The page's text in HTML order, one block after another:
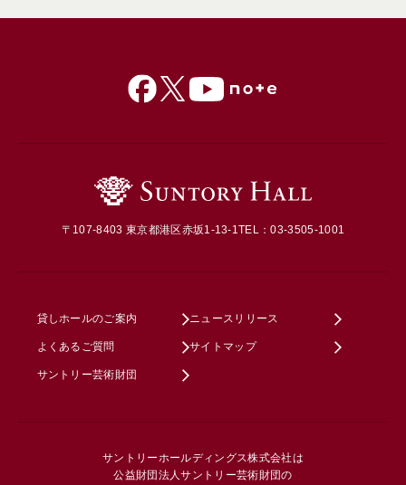
〒107-8403 東京都港区赤坂1-13-1TEL：03-3505-1001
貸しホールのご案内 ニュースリリース
よくあるご質問 サイトマップ
サントリー芸術財団
サントリーホールディングス株式会社は
公益財団法人サントリー芸術財団の